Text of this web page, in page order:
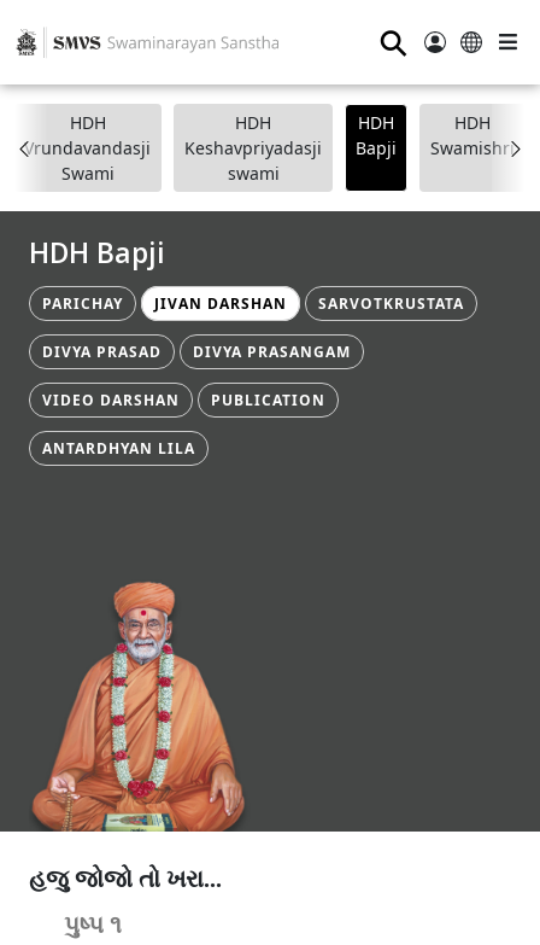
⚲
HDH
Vrundavandasji
Swami
HDH
Keshavpriyadasji
swami
HDH
Bapji
HDH
Swamishri
HDH Bapji
PARICHAY JIVAN DARSHAN SARVOTKRUSTATA
DIVYA PRASAD DIVYA PRASANGAM
VIDEO DARSHAN PUBLICATION
ANTARDHYAN LILA
હજુ જોજો તો ખરા...
પુષ્પ ૧